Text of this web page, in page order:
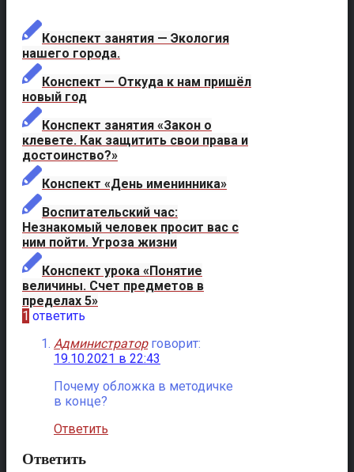
Конспект занятия — Экология
нашего города.
Конспект — Откуда к нам пришёл
новый год
Конспект занятия «Закон о
клевете. Как защитить свои права и
достоинство?»
Конспект «День именинника»
Воспитательский час:
Незнакомый человек просит вас с
ним пойти. Угроза жизни
Конспект урока «Понятие
величины. Счет предметов в
пределах 5»
1 ответить
Администратор говорит:
19.10.2021 в 22:43
Почему обложка в методичке
в конце?
Ответить
Ответить